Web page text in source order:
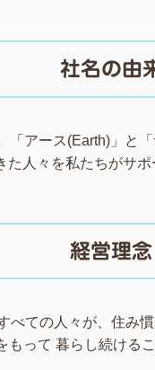
社名の由
「アース(Earth)」と
た人々を私たちがサ
経営理念
べての人々が、住み慣
もって 暮らし続ける